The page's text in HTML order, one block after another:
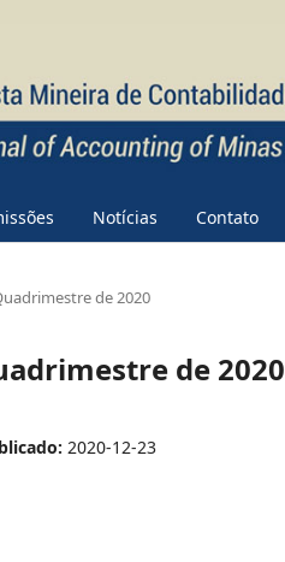
Notícias Contato
de 2020
de 2020
2020-12-23